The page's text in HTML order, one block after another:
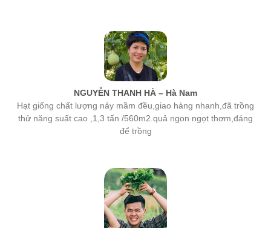
NGUYỄN THANH HÀ – Hà Nam
Hạt giống chất lượng nảy mầm đều,giao hàng nhanh,đã trồng
thử năng suất cao ,1,3 tấn /560m2.quả ngon ngọt thơm,đáng
để trồng